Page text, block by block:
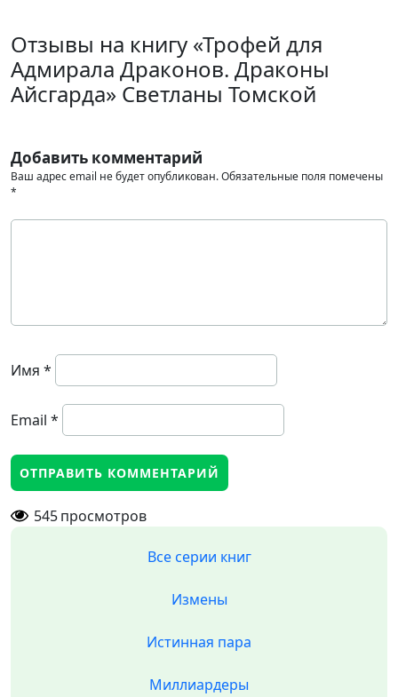
Отзывы на книгу «Трофей для
Адмирала Драконов. Драконы
Айсгарда» Светланы Томской
Добавить комментарий
Ваш адрес email не будет опубликован.Обязательные поля помечены
*
Имя *
Email *
545просмотров
Все серии книг
Измены
Истинная пара
Миллиардеры